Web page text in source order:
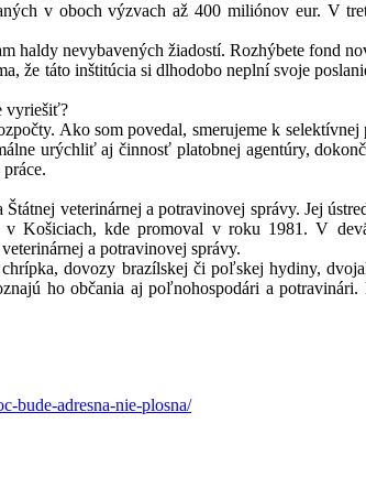
v oboch výzvach až 400 miliónov eur. V
haldy nevybavených žiadostí. Rozhýbete fond
že táto inštitúcia si dlhodobo neplní svoje
vyriešiť?
Ako som povedal, smerujeme k
urýchliť aj činnosť platobnej agentúry,
veterinárnej a potravinovej správy. Jej
Košiciach, kde promoval v roku 1981. V
a potravinovej správy.
dovozy brazílskej či poľskej hydiny,
ho občania aj poľnohospodári a
bude-adresna-nie-plosna/